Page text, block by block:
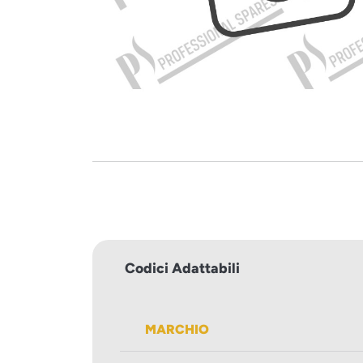
Codici Adattabili
MARCHIO